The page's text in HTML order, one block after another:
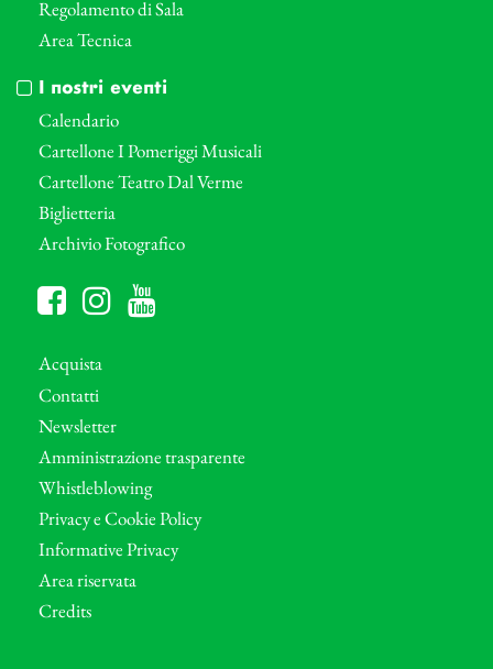
Regolamento di Sala
Area Tecnica
I nostri eventi
Calendario
Cartellone I Pomeriggi Musicali
Cartellone Teatro Dal Verme
Biglietteria
Archivio Fotografico
Acquista
Contatti
Newsletter
Amministrazione trasparente
Whistleblowing
Privacy e Cookie Policy
Informative Privacy
Area riservata
Credits